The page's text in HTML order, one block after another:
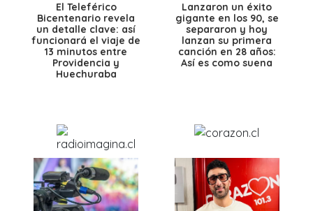
El Teleférico
Bicentenario revela
un detalle clave: así
funcionará el viaje de
13 minutos entre
Providencia y
Huechuraba
Lanzaron un éxito
gigante en los 90, se
separaron y hoy
lanzan su primera
canción en 28 años:
Así es como suena